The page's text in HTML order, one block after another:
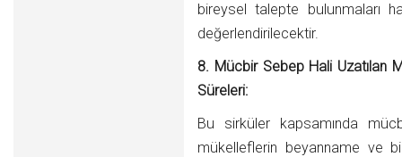
bireysel talepte bulunmaları
değerlendirilecektir.
8. Mücbir Sebep Hali Uzatılan
Süreleri:
Bu sirküler kapsamında
mükelleflerin beyanname ve